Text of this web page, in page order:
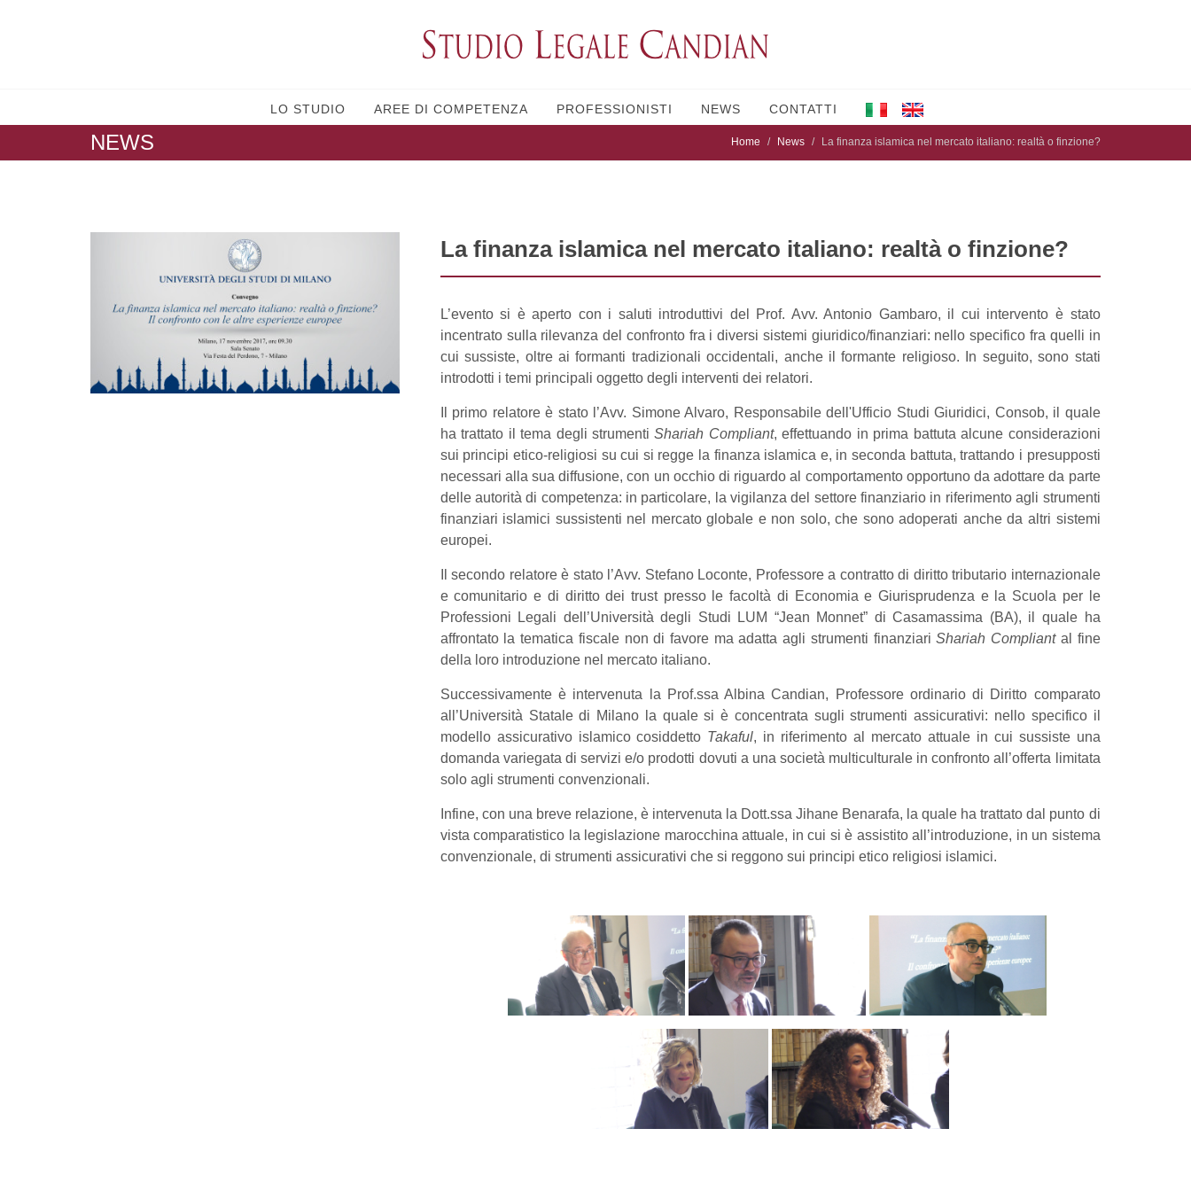
LO STUDIO AREE DI COMPETENZA PROFESSIONISTI NEWS CONTATTI
NEWS Home News La finanza islamica nel mercato italiano: realtà o finzione?
La finanza islamica nel mercato italiano: realtà o finzione?
L’evento si è aperto con i saluti introduttivi del Prof. Avv. Antonio Gambaro, il cui intervento è stato
incentrato sulla rilevanza del confronto fra i diversi sistemi giuridico/finanziari: nello specifico fra quelli in
cui sussiste, oltre ai formanti tradizionali occidentali, anche il formante religioso. In seguito, sono stati
introdotti i temi principali oggetto degli interventi dei relatori.
Il primo relatore è stato l’Avv. Simone Alvaro, Responsabile dell'Ufficio Studi Giuridici, Consob, il quale
ha trattato il tema degli strumentiShariah Compliant, effettuando in prima battuta alcune considerazioni
sui principi etico-religiosi su cui si regge la finanza islamica e, in seconda battuta, trattando i presupposti
necessari alla sua diffusione, con un occhio di riguardo al comportamento opportuno da adottare da parte
delle autorità di competenza: in particolare, la vigilanza del settore finanziario in riferimento agli strumenti
finanziari islamici sussistenti nel mercato globale e non solo, che sono adoperati anche da altri sistemi
europei.
Il secondo relatore è stato l’Avv. Stefano Loconte, Professore a contratto di diritto tributario internazionale
e comunitario e di diritto dei trust presso le facoltà di Economia e Giurisprudenza e la Scuola per le
Professioni Legali dell’Università degli Studi LUM “Jean Monnet” di Casamassima (BA), il quale ha
affrontato la tematica fiscale non di favore ma adatta agli strumenti finanziariShariah Compliantal fine
della loro introduzione nel mercato italiano.
Successivamente è intervenuta la Prof.ssa Albina Candian, Professore ordinario di Diritto comparato
all’Università Statale di Milano la quale si è concentrata sugli strumenti assicurativi: nello specifico il
modello assicurativo islamico cosiddetto Takaful, in riferimento al mercato attuale in cui sussiste una
domanda variegata di servizi e/o prodotti dovuti a una società multiculturale in confronto all’offerta limitata
solo agli strumenti convenzionali.
Infine, con una breve relazione, è intervenuta la Dott.ssa Jihane Benarafa, la quale ha trattato dal punto di
vista comparatistico la legislazione marocchina attuale, in cui si è assistito all’introduzione, in un sistema
convenzionale, di strumenti assicurativi che si reggono sui principi etico religiosi islamici.